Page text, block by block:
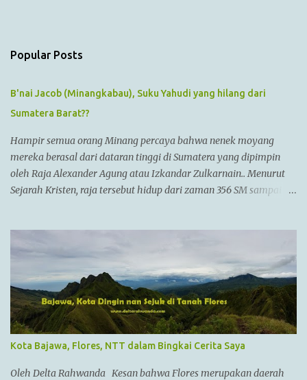
s
Popular Posts
B'nai Jacob (Minangkabau), Suku Yahudi yang hilang dari
Sumatera Barat??
Hampir semua orang Minang percaya bahwa nenek moyang
mereka berasal dari dataran tinggi di Sumatera yang dipimpin
oleh Raja Alexander Agung atau Izkandar Zulkarnain.. Menurut
Sejarah Kristen, raja tersebut hidup dari zaman 356 SM sampai
setiap pertempuran. Di zamannya, dia sudah menguasai
kebanyakan daerah yang sudah dikenal. Ayahnya adalah Philip II
yang menyatukan kebanyakan kota2 di dataran utama Yunani
dalam kepemerintahan Macedonian dalam sebuah Negara
federasi yang disebut Persatuan Corinth (League of Corinth) Raja
Alexander menguasai daerah2 termasuk
Anatolia,Syria,Phoenicia,Judea,Gaza,Mesir Bactria,Mesopotamia
(Irak),dan dia memperluas batas2 imperiumnya sejauh
Kota Bajawa, Flores, NTT dalam Bingkai Cerita Saya
Oleh Delta Rahwanda Kesan bahwa Flores merupakan daerah